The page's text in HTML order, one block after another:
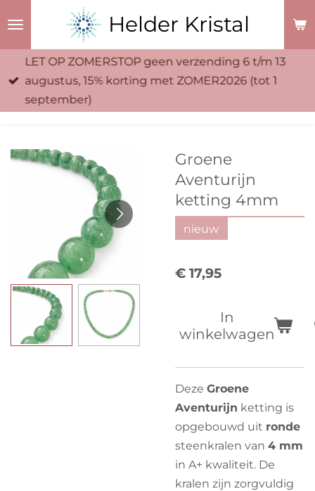
naar
Helder Kristal
LET OP ZOMERSTOP geen verzending 6 t/m 13
augustus, 15% korting met ZOMER2026 (tot 1
september)
Groene
Aventurijn
ketting 4mm
nieuw
€ 17,95
In
winkelwagen
Deze Groene
Aventurijn ketting is
opgebouwd uit ronde
steenkralen van 4 mm
in A+ kwaliteit. De
kralen zijn zorgvuldig